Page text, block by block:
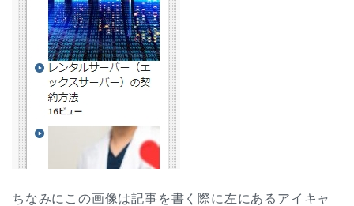
ちなみにこの画像は記事を書く際に左にあるアイキャ